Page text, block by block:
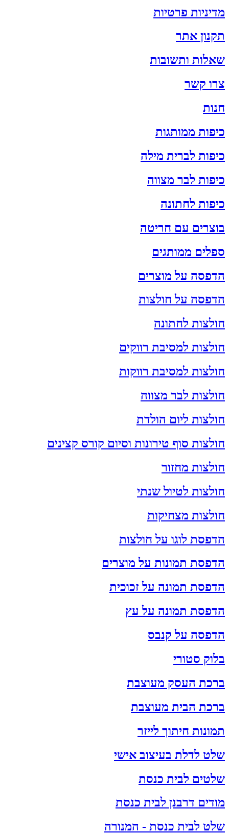
מדיניות פרטיות
תקנון אתר
שאלות ותשובות
צרו קשר
חנות
כיפות ממותגות
כיפות לברית מילה
כיפות לבר מצווה
כיפות לחתונה
בוצרים עם חריטה
ספלים ממותגים
הדפסה על מוצרים
הדפסה על חולצות
חולצות לחתונה
חולצות למסיבת רווקים
חולצות למסיבת רווקות
חולצות לבר מצווה
חולצות ליום הולדת
חולצות סוף טירונות וסיום קורס קצינים
חולצות מחזור
חולצות לטיול שנתי
חולצות מצחיקות
הדפסת לוגו על חולצות
הדפסת תמונות על מוצרים
הדפסת תמונה על זכוכית
הדפסת תמונה על עץ
הדפסה על קנבס
בלוק סטורי
ברכת העסק מעוצבת
ברכת הבית מעוצבת
תמונות חיתוך לייזר
שלט לדלת בעיצוב אישי
שלטים לבית כנסת
מודים דרבנן לבית כנסת
שלט לבית כנסת - המנורה